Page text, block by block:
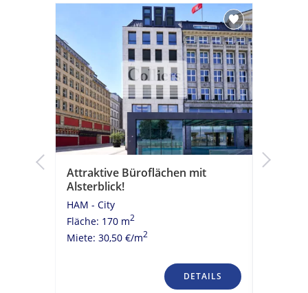
Attraktive Büroflächen mit
Alsterblick!
HAM - City
Fläche: 170 m2
Miete: 30,50 €/m2
DETAILS